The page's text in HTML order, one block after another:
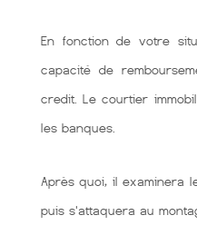
En fonction de votre
capacité de
credit. Le courtier
les banques.
Après quoi, il examinera
puis s'attaquera au